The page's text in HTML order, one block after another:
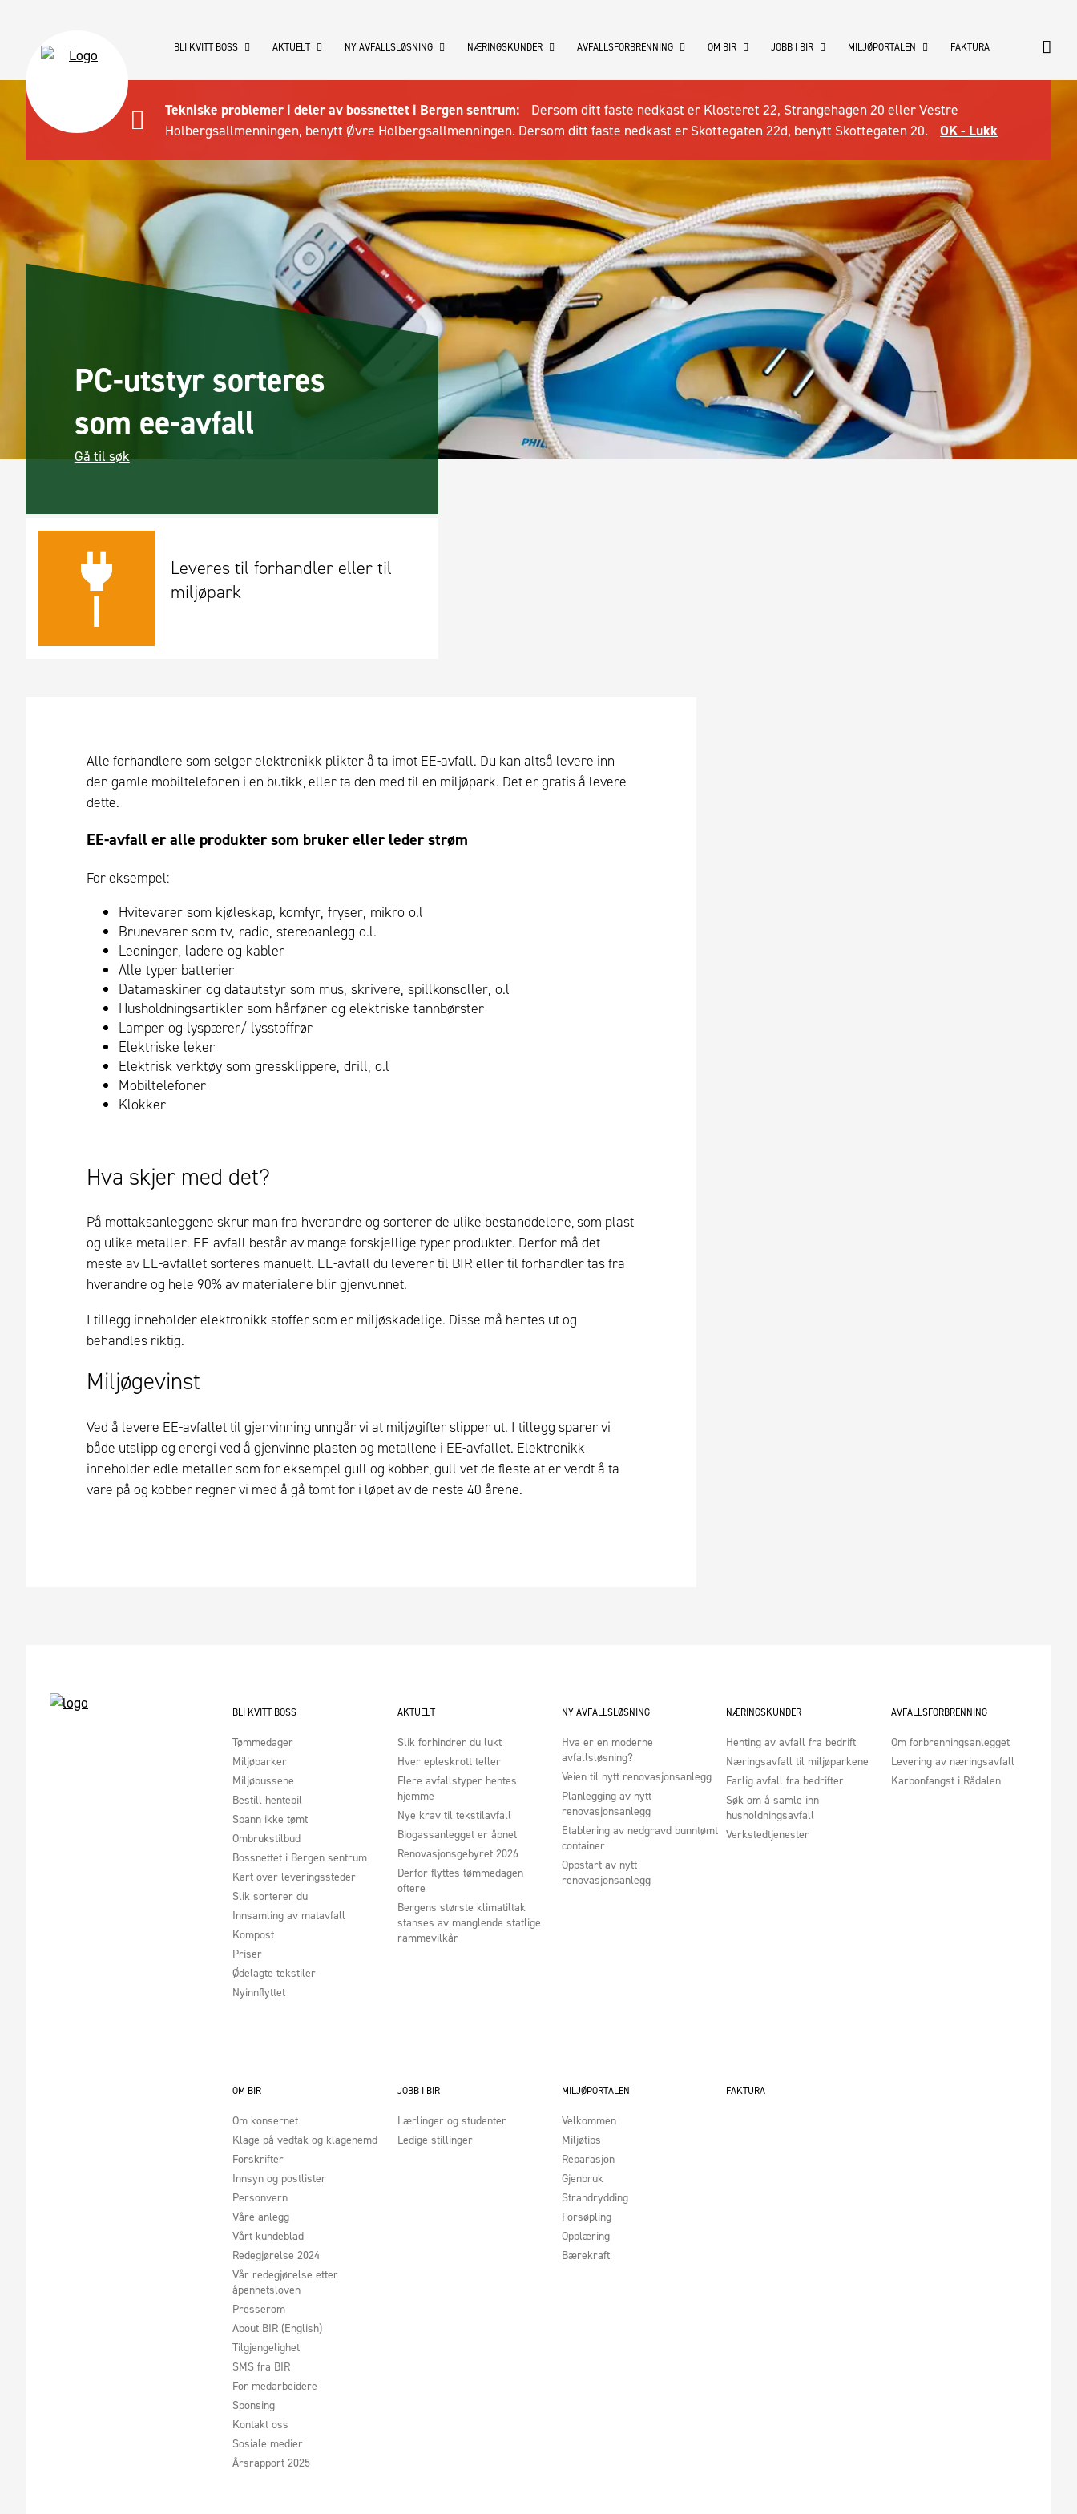
Tekniske problemer i deler av bossnettet i Bergen sentrum:
Dersom ditt faste nedkast er Klosteret 22, Strangehagen 20 eller Vestre
Holbergsallmenningen, benytt Øvre Holbergsallmenningen. Dersom ditt faste nedkast er Skottegaten 22d, benytt Skottegaten 20.
OK - Lukk
BLI KVITT BOSS AKTUELT NY AVFALLSLØSNING NÆRINGSKUNDER AVFALLSFORBRENNING OM BIR JOBB I BIR MILJØPORTALEN FAKTURA
PC-utstyr sorteres
som ee-avfall
Gå til søk
Leveres til forhandler eller til
miljøpark
Alle forhandlere som selger elektronikk plikter å ta imot EE-avfall. Du kan altså levere inn
den gamle mobiltelefonen i en butikk, eller ta den med til en miljøpark. Det er gratis å levere
dette.
EE-avfall er alle produkter som bruker eller leder strøm
For eksempel:
Hvitevarer som kjøleskap, komfyr, fryser, mikro o.l
Brunevarer som tv, radio, stereoanlegg o.l.
Ledninger, ladere og kabler
Alle typer batterier
Datamaskiner og datautstyr som mus, skrivere, spillkonsoller, o.l
Husholdningsartikler som hårføner og elektriske tannbørster
Lamper og lyspærer/ lysstoffrør
Elektriske leker
Elektrisk verktøy som gressklippere, drill, o.l
Mobiltelefoner
Klokker
Hva skjer med det?
På mottaksanleggene skrur man fra hverandre og sorterer de ulike bestanddelene, som plast
og ulike metaller. EE-avfall består av mange forskjellige typer produkter. Derfor må det
meste av EE-avfallet sorteres manuelt. EE-avfall du leverer til BIR eller til forhandler tas fra
hverandre og hele 90% av materialene blir gjenvunnet.
I tillegg inneholder elektronikk stoffer som er miljøskadelige. Disse må hentes ut og
behandles riktig.
Miljøgevinst
Ved å levere EE-avfallet til gjenvinning unngår vi at miljøgifter slipper ut. I tillegg sparer vi
både utslipp og energi ved å gjenvinne plasten og metallene i EE-avfallet. Elektronikk
inneholder edle metaller som for eksempel gull og kobber, gull vet de fleste at er verdt å ta
vare på og kobber regner vi med å gå tomt for i løpet av de neste 40 årene.
BLI KVITT BOSS
Tømmedager
Miljøparker
Miljøbussene
Bestill hentebil
Spann ikke tømt
Ombrukstilbud
Bossnettet i Bergen sentrum
Kart over leveringssteder
Slik sorterer du
Innsamling av matavfall
Kompost
Priser
Ødelagte tekstiler
Nyinnflyttet
AKTUELT
Slik forhindrer du lukt
Hver epleskrott teller
Flere avfallstyper hentes
hjemme
Nye krav til tekstilavfall
Biogassanlegget er åpnet
Renovasjonsgebyret 2026
Derfor flyttes tømmedagen
oftere
Bergens største klimatiltak
stanses av manglende statlige
rammevilkår
NY AVFALLSLØSNING
Hva er en moderne
avfallsløsning?
Veien til nytt renovasjonsanlegg
Planlegging av nytt
renovasjonsanlegg
Etablering av nedgravd bunntømt
container
Oppstart av nytt
renovasjonsanlegg
NÆRINGSKUNDER
Henting av avfall fra bedrift
Næringsavfall til miljøparkene
Farlig avfall fra bedrifter
Søk om å samle inn
husholdningsavfall
Verkstedtjenester
AVFALLSFORBRENNING
Om forbrenningsanlegget
Levering av næringsavfall
Karbonfangst i Rådalen
OM BIR
Om konsernet
Klage på vedtak og klagenemd
Forskrifter
Innsyn og postlister
Personvern
Våre anlegg
Vårt kundeblad
Redegjørelse 2024
Vår redegjørelse etter
åpenhetsloven
Presserom
About BIR (English)
Tilgjengelighet
SMS fra BIR
For medarbeidere
Sponsing
Kontakt oss
Sosiale medier
Årsrapport 2025
JOBB I BIR
Lærlinger og studenter
Ledige stillinger
MILJØPORTALEN
Velkommen
Miljøtips
Reparasjon
Gjenbruk
Strandrydding
Forsøpling
Opplæring
Bærekraft
FAKTURA